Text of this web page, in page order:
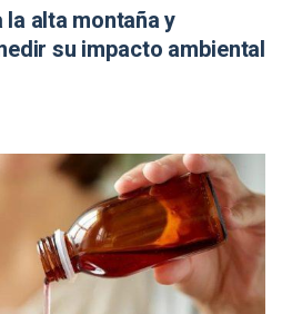
alta montaña y
su impacto ambiental